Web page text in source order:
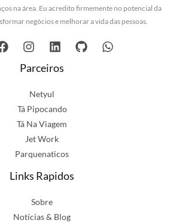
na área. Eu acredito firmemente no potencial da
negócios e melhorar a vida das pessoas.
Parceiros
Netyul
Tá Pipocando
Tá Na Viagem
Jet Work
Parquenaticos
Links Rapidos
Sobre
Notícias & Blog